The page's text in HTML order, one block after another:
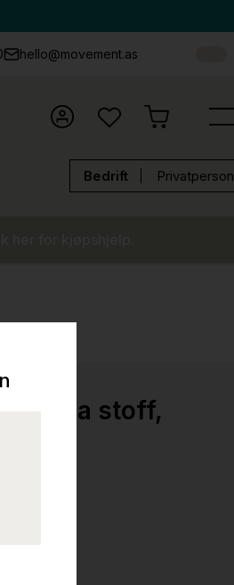
hello@movement.as
Bedrift Privatperson
rosa stoff,